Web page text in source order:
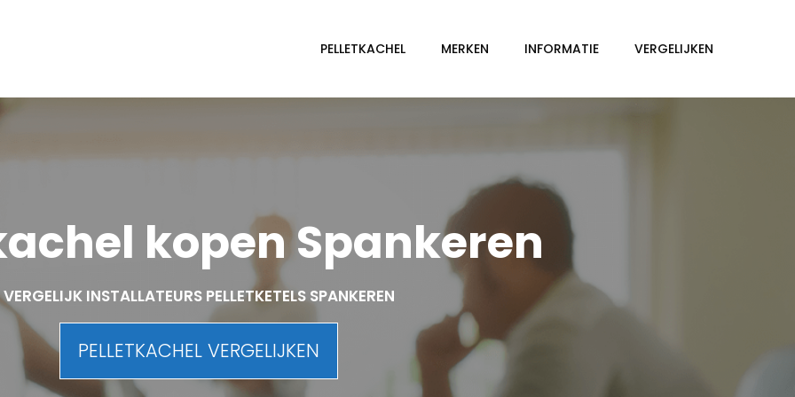
PELLETKACHEL MERKEN INFORMATIE VERGELIJKEN
kopen Spankeren
VERGELIJK INSTALLATEURS PELLETKETELS SPANKEREN
PELLETKACHEL VERGELIJKEN